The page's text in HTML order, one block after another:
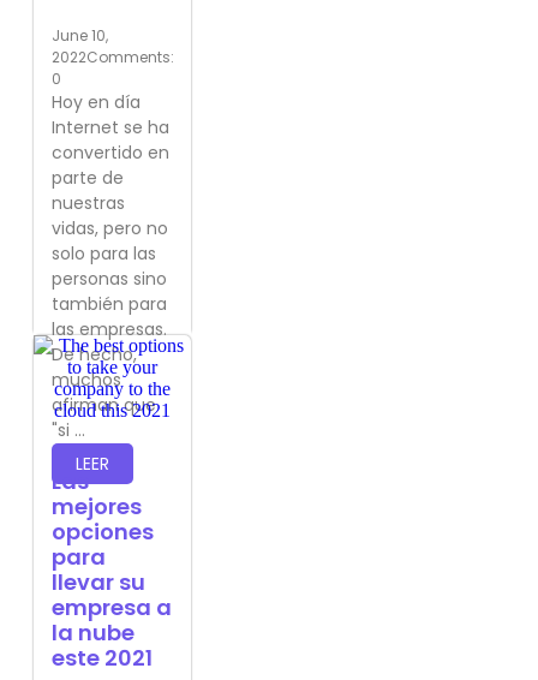
June 10,
2022Comments:
0
Hoy en día
Internet se ha
convertido en
parte de
nuestras
vidas, pero no
solo para las
personas sino
también para
las empresas.
De hecho,
muchos
afirman que
"si ...
LEER
Las
mejores
opciones
para
llevar su
empresa a
la nube
este 2021